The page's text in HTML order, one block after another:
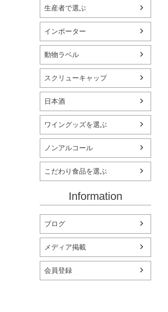
生産者で選ぶ
インポーター
動物ラベル
スクリューキャップ
日本酒
ワイングッズを選ぶ
ノンアルコール
こだわり食品を選ぶ
Information
ブログ
メディア掲載
会員登録